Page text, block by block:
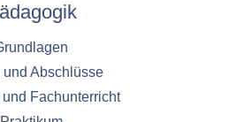
und Abschlüsse
Fachunterricht